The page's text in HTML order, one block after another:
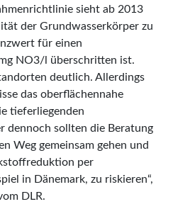
sieht ab 2013
der Grundwasserkörper zu
für einen
NO3/l überschritten ist.
deutlich. Allerdings
das oberflächennahe
tieferliegenden
dennoch sollten die Beratung
Weg gemeinsam gehen und
per
in Dänemark, zu riskieren“,
DLR.